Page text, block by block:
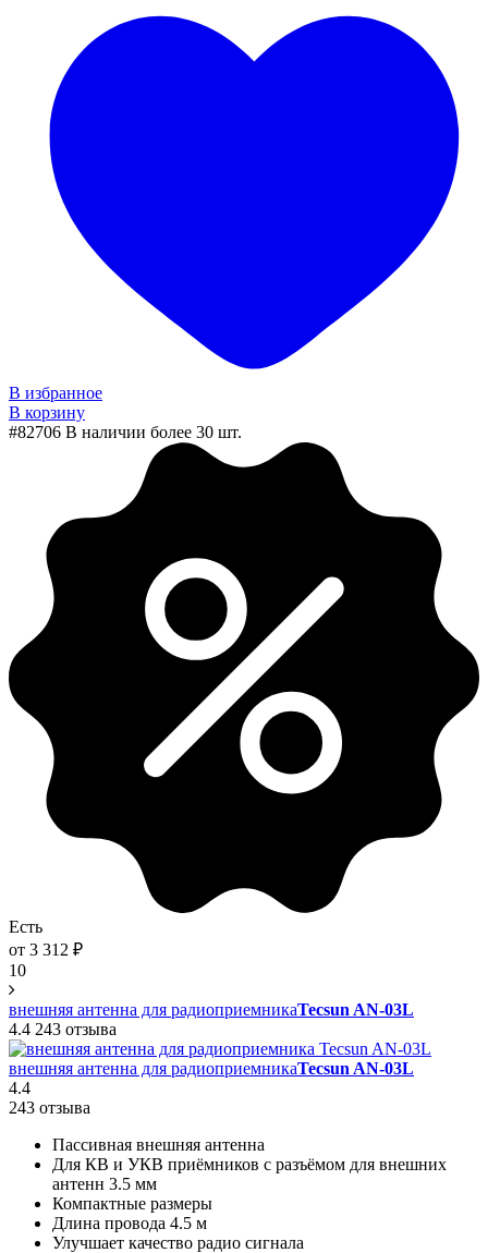
В избранное
В корзину
#82706 В наличии более 30 шт.
Есть
от 3 312 ₽
10
внешняя антенна для радиоприемникаTecsun AN-03L
4.4 243 отзыва
внешняя антенна для радиоприемникаTecsun AN-03L
4.4
243 отзыва
Пассивная внешняя антенна
Для КВ и УКВ приёмников с разъёмом для внешних
антенн 3.5 мм
Компактные размеры
Длина провода 4.5 м
Улучшает качество радио сигнала